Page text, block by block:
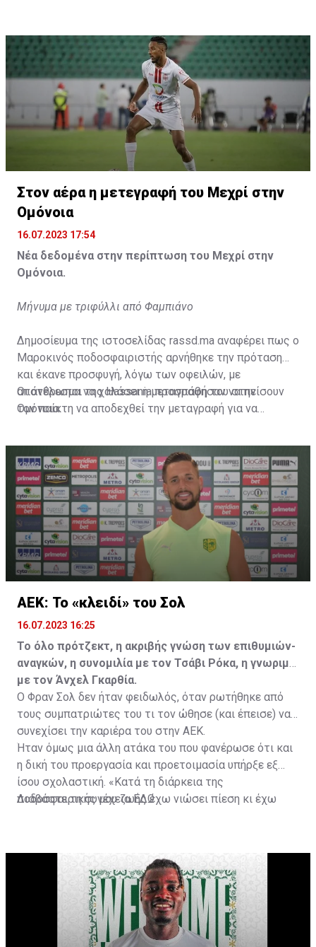
Στον αέρα η μετεγραφή του Μεχρί στην
Ομόνοια
16.07.2023 17:54
Νέα δεδομένα στην περίπτωση του Μεχρί στην
Ομόνοια.
Μήνυμα με τριφύλλι από Φαμπιάνο
Δημοσίευμα της ιστοσελίδας rassd.ma αναφέρει πως ο
Μαροκινός ποδοσφαιριστής αρνήθηκε την πρόταση
και έκανε προσφυγή, λόγω των οφειλών, με
αποτέλεσμα να χαλάσει η μεταγραφή του στην
Ομόνοια.
Οι άνθρωποι της Hassania προσπάθησαν να πείσουν
τον παίκτη να αποδεχθεί την μεταγραφή για να
μετακίνησή του, αλλά ο παίκτης αρνήθηκε και επέμεινε
να λύσει το συμβόλαιό του, ώστε να μετακομίσει
ελεύθερα σε οποιαδήποτε νέα ομάδα το τρέχον
καλοκαίρι.
ΑΕΚ: Το «κλειδί» του Σολ
16.07.2023 16:25
Το όλο πρότζεκτ, η ακριβής γνώση των επιθυμιών-
αναγκών, η συνομιλία με τον Τσάβι Ρόκα, η γνωριμία
με τον Άνχελ Γκαρθία.
Ο Φραν Σολ δεν ήταν φειδωλός, όταν ρωτήθηκε από
τους συμπατριώτες του τι τον ώθησε (και έπεισε) να
συνεχίσει την καριέρα του στην ΑΕΚ.
Ήταν όμως μια άλλη ατάκα του που φανέρωσε ότι και
η δική του προεργασία και προετοιμασία υπήρξε εξ
ίσου σχολαστική. «Κατά τη διάρκεια της
ποδοσφαιρικής μου ζωής έχω νιώσει πίεση κι έχω
31χρονος άσος.
Διαβάστε τη συνέχειαΕΔΩ